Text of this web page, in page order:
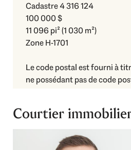
Cadastre 4 316 124
100 000 $
11 096 pi² (1 030 m²)
Zone H-1701
Le code postal est fourni à
ne possédant pas de code
Courtier